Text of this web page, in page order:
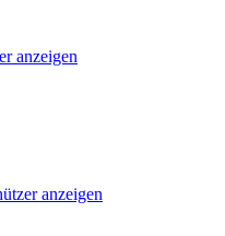
anzeigen
anzeigen